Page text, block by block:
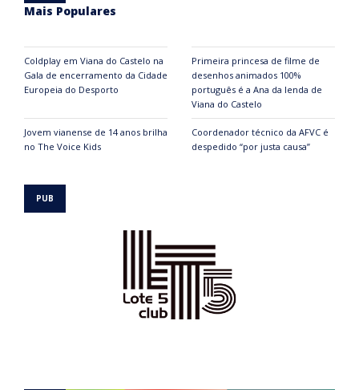
Mais Populares
Coldplay em Viana do Castelo na
Gala de encerramento da Cidade
Europeia do Desporto
Primeira princesa de filme de
desenhos animados 100%
português é a Ana da lenda de
Viana do Castelo
Jovem vianense de 14 anos brilha
no The Voice Kids
Coordenador técnico da AFVC é
despedido “por justa causa”